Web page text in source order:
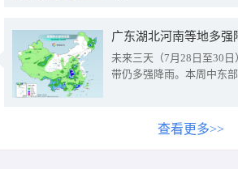
广东湖北河南等地多
未来三天（7月28日至30
带仍多强降雨。本周中东
查看更多>>